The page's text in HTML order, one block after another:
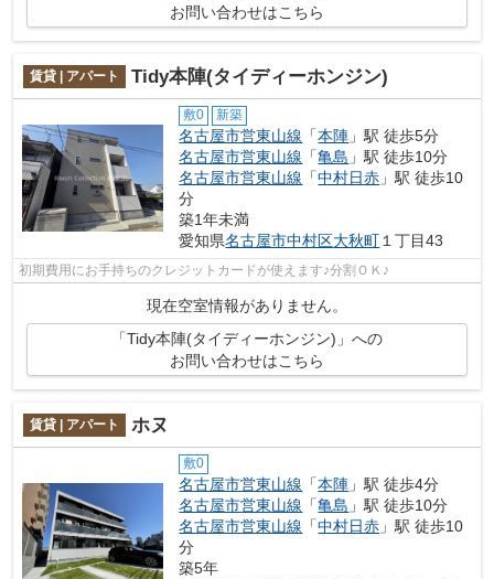
お問い合わせはこちら
賃貸 | アパート Tidy本陣(タイディーホンジン)
敷0 新築
名古屋市営東山線 「本陣 」駅 徒歩5分
名古屋市営東山線 「亀島 」駅 徒歩10分
名古屋市営東山線 「中村日赤 」駅 徒歩10
分
築1年未満
愛知県名古屋市中村区大秋町 １丁目43
初期費用にお手持ちのクレジットカードが使えます♪分割ＯＫ♪
現在空室情報がありません。
「Tidy本陣(タイディーホンジン)」への
お問い合わせはこちら
賃貸 | アパート ホヌ
敷0
名古屋市営東山線 「本陣 」駅 徒歩4分
名古屋市営東山線 「亀島 」駅 徒歩10分
名古屋市営東山線 「中村日赤 」駅 徒歩10
分
築5年